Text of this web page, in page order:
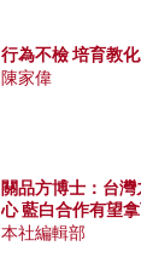
行為不檢 培育教
陳家偉
關品方博士：台灣
心 藍白合作有望
本社編輯部